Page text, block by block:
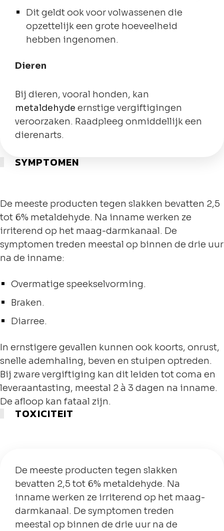
Dit geldt ook voor volwassenen die
opzettelijk een grote hoeveelheid
hebben ingenomen.
Dieren
Bij dieren, vooral honden, kan
metaldehyde ernstige vergiftigingen
veroorzaken. Raadpleeg onmiddellijk een
dierenarts.
SYMPTOMEN
De meeste producten tegen slakken bevatten 2,5
tot 6% metaldehyde. Na inname werken ze
irriterend op het maag-darmkanaal. De
symptomen treden meestal op binnen de drie uur
na de inname:
Overmatige speekselvorming.
Braken.
Diarree.
In ernstigere gevallen kunnen ook koorts, onrust,
snelle ademhaling, beven en stuipen optreden.
Bij zware vergiftiging kan dit leiden tot coma en
leveraantasting, meestal 2 à 3 dagen na inname.
De afloop kan fataal zijn.
TOXICITEIT
De meeste producten tegen slakken
bevatten 2,5 tot 6% metaldehyde. Na
inname werken ze irriterend op het maag-
darmkanaal. De symptomen treden
meestal op binnen de drie uur na de